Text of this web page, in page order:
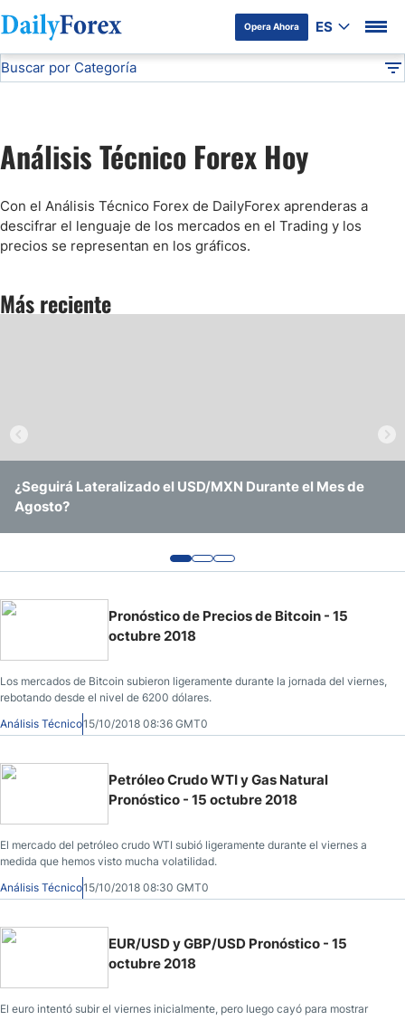
Opera Ahora ES
Divulgación del Anunciante
Buscar por Categoría
Análisis de Mercados Bursátiles
Análisis y Pronóstico del Café Hoy
Precio del Petróleo
Pronóstico Semanal Forex
Análisis Técnico Forex Hoy
Con el Análisis Técnico Forex de DailyForex aprenderas a
descifrar el lenguaje de los mercados en el Trading y los
precios se representan en los gráficos.
Más reciente
¿Seguirá Lateralizado el USD/MXN Durante el Mes de
Agosto?
EUR/USD Continúa Operando Sin Ninguna Convicción
Clara
USD/BRL Se Mantiene en Rango Amid Recorte de Tasas y
Vigilancia Electoral
Pronóstico de Precios de Bitcoin - 15
octubre 2018
Los mercados de Bitcoin subieron ligeramente durante la jornada del viernes,
rebotando desde el nivel de 6200 dólares.
Análisis Técnico15/10/2018 08:36 GMT0
Petróleo Crudo WTI y Gas Natural
Pronóstico - 15 octubre 2018
El mercado del petróleo crudo WTI subió ligeramente durante el viernes a
medida que hemos visto mucha volatilidad.
Análisis Técnico15/10/2018 08:30 GMT0
EUR/USD y GBP/USD Pronóstico - 15
octubre 2018
El euro intentó subir el viernes inicialmente, pero luego cayó para mostrar